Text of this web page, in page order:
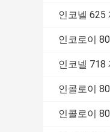
인코넬 625
인코로이
인코넬 718
인콜로이
인콜로이